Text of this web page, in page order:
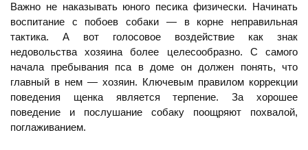
Важно не наказывать юного песика физически. Начинать
воспитание с побоев собаки — в корне неправильная
тактика. А вот голосовое воздействие как знак
недовольства хозяина более целесообразно. С самого
начала пребывания пса в доме он должен понять, что
главный в нем — хозяин. Ключевым правилом коррекции
поведения щенка является терпение. За хорошее
поведение и послушание собаку поощряют похвалой,
поглаживанием.